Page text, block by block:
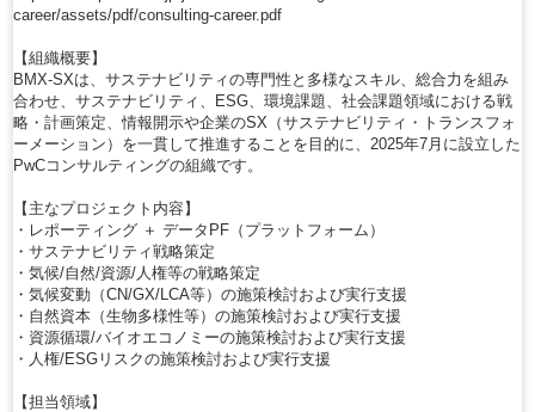
career/assets/pdf/consulting-career.pdf
【組織概要】
BMX-SXは、サステナビリティの専門性と多様なスキル、総合力を組み
合わせ、サステナビリティ、ESG、環境課題、社会課題領域における戦
略・計画策定、情報開示や企業のSX（サステナビリティ・トランスフォ
ーメーション）を一貫して推進することを目的に、2025年7月に設立した
PwCコンサルティングの組織です。
【主なプロジェクト内容】
・レポーティング ＋ データPF（プラットフォーム）
・サステナビリティ戦略策定
・気候/自然/資源/人権等の戦略策定
・気候変動（CN/GX/LCA等）の施策検討および実行支援
・自然資本（生物多様性等）の施策検討および実行支援
・資源循環/バイオエコノミーの施策検討および実行支援
・人権/ESGリスクの施策検討および実行支援
【担当領域】